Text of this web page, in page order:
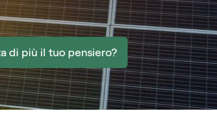
di più il tuo pensiero?